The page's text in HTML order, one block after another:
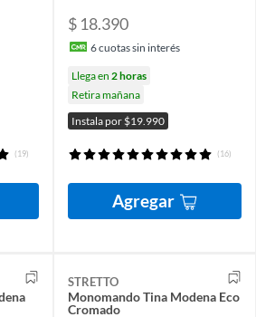
(19)
$ 18.390
6cuotas sin interés
Llega en 2 horas
Retira mañana
Instala por $19.990
(16)
Agregar
STRETTO
Monomando Tina Modena Eco
Cromado